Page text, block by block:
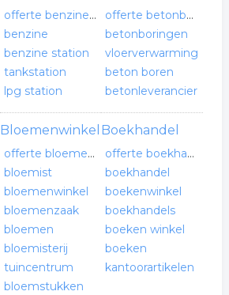
offerte benzinestation
benzine
benzine station
tankstation
lpg station
offerte betonboorder
betonboringen
vloerverwarming
beton boren
betonleverancier
Bloemenwinkel
offerte bloemenwinkel
bloemist
bloemenwinkel
bloemenzaak
bloemen
bloemisterij
tuincentrum
bloemstukken
Boekhandel
offerte boekhandel
boekhandel
boekenwinkel
boekhandels
boeken winkel
boeken
kantoorartikelen